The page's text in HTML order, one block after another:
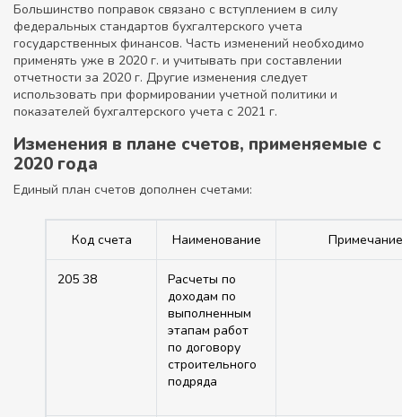
Большинство поправок связано с вступлением в силу
федеральных стандартов бухгалтерского учета
государственных финансов. Часть изменений необходимо
применять уже в 2020 г. и учитывать при составлении
отчетности за 2020 г. Другие изменения следует
использовать при формировании учетной политики и
показателей бухгалтерского учета с 2021 г.
Изменения в плане счетов, применяемые с
2020 года
Единый план счетов дополнен счетами:
Код счета Наименование Примечание
205 38
Расчеты по
доходам по
выполненным
этапам работ
по договору
строительного
подряда